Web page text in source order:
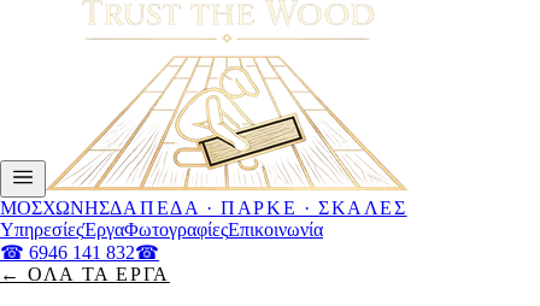
ΜΟΣΧΩΝΗΣΔΆΠΕΔΑ · ΠΑΡΚΈ · ΣΚΆΛΕΣ
ΥπηρεσίεςΈργαΦωτογραφίεςΕπικοινωνία
☎ 6946 141 832☎
← ΌΛΑ ΤΑ ΈΡΓΑ